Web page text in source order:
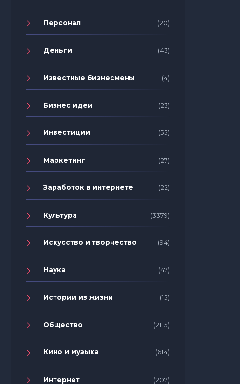
Персонал (20)
Деньги (43)
Известные бизнесмены (4)
Бизнес идеи (23)
Инвестиции (55)
Маркетинг (27)
Заработок в интернете (22)
Культура (3379)
Искусство и творчество (94)
Наука (47)
Истории из жизни (15)
Общество (2115)
Кино и музыка (614)
Интернет (207)